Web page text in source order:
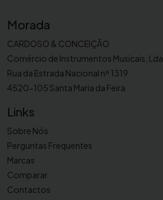
o
f
e
s
o
r
a
n
o
V
Morada
CARDOSO & CONCEIÇÃO
Comércio de Instrumentos Musicais, Lda
Rua da Estrada Nacional nº 1319
4520-105 Santa Maria da Feira
Links
Sobre Nós
Perguntas Frequentes
Marcas
Comparar
Contactos